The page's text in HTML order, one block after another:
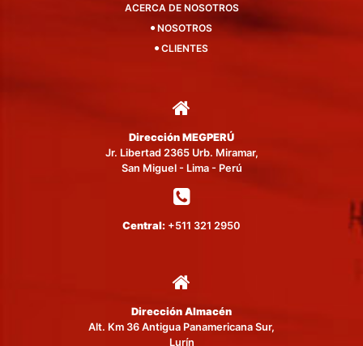
ACERCA DE NOSOTROS
NOSOTROS
CLIENTES
Dirección MEGPERÚ
Jr. Libertad 2365 Urb. Miramar,
San Miguel - Lima - Perú
Central: +511 321 2950
Dirección Almacén
Alt. Km 36 Antigua Panamericana Sur,
Lurín